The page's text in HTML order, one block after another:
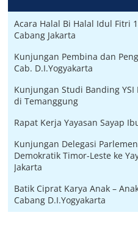
Acara Halal Bi Halal Idul Fitri
Cabang Jakarta
Kunjungan Pembina dan
Cab. D.I.Yogyakarta
Kunjungan Studi Banding YSI
di Temanggung
Rapat Kerja Yayasan Sayap
Kunjungan Delegasi
Demokratik Timor-Leste ke
Jakarta
Batik Ciprat Karya Anak –
Cabang D.I.Yogyakarta